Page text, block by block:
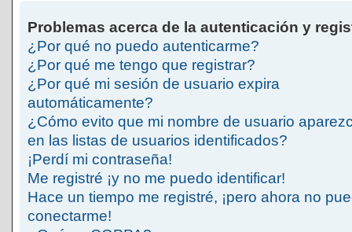
Problemas acerca de la autenticación y
¿Por qué no puedo autenticarme?
¿Por qué me tengo que registrar?
¿Por qué mi sesión de usuario expira
automáticamente?
¿Cómo evito que mi nombre de usuario
en las listas de usuarios identificados?
¡Perdí mi contraseña!
Me registré ¡y no me puedo identificar!
Hace un tiempo me registré, ¡pero ahora no
conectarme!